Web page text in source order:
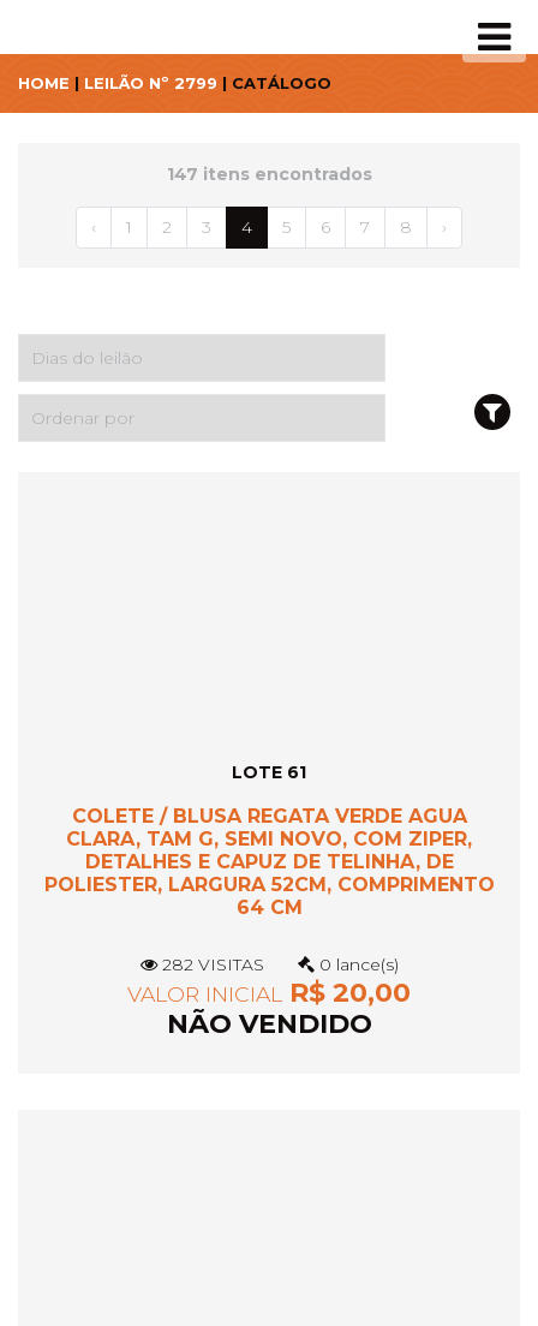
HOME | LEILÃO Nº 2799 | CATÁLOGO
147 itens encontrados
‹ 1 2 3 4 5 6 7 8 ›
LOTE 61
COLETE / BLUSA REGATA VERDE AGUA
CLARA, TAM G, SEMI NOVO, COM ZIPER,
DETALHES E CAPUZ DE TELINHA, DE
POLIESTER, LARGURA 52CM, COMPRIMENTO
64 CM
282 VISITAS 0 lance(s)
VALOR INICIAL
R$ 20,00
NÃO VENDIDO